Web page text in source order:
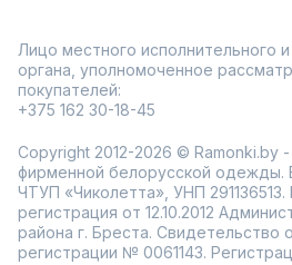
Лицо местного исполнительного
органа, уполномоченное
покупателей:
+375 162 30-18-45
Copyright 2012-2026 © Ramonki.by
фирменной белорусской одежды.
ЧТУП «Чиколетта», УНП 291136513.
регистрация от 12.10.2012
района г. Бреста. Свидетельство
регистрации № 0061143.